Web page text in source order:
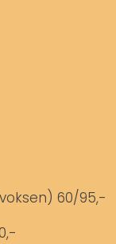
60/95,-